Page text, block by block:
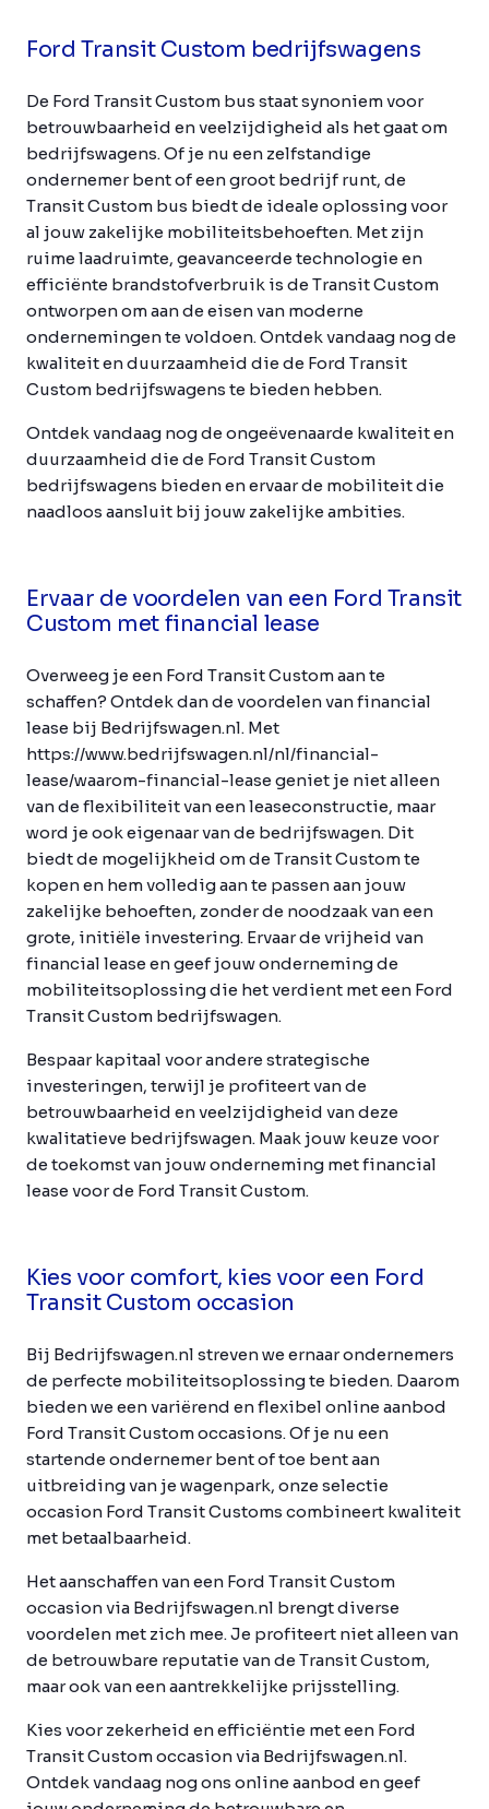
Ford Transit Custom bedrijfswagens
De Ford Transit Custom bus staat synoniem voor
betrouwbaarheid en veelzijdigheid als het gaat om
bedrijfswagens. Of je nu een zelfstandige
ondernemer bent of een groot bedrijf runt, de
Transit Custom bus biedt de ideale oplossing voor
al jouw zakelijke mobiliteitsbehoeften. Met zijn
ruime laadruimte, geavanceerde technologie en
efficiënte brandstofverbruik is de Transit Custom
ontworpen om aan de eisen van moderne
ondernemingen te voldoen. Ontdek vandaag nog de
kwaliteit en duurzaamheid die de Ford Transit
Custom bedrijfswagens te bieden hebben.
Ontdek vandaag nog de ongeëvenaarde kwaliteit en
duurzaamheid die de Ford Transit Custom
bedrijfswagens bieden en ervaar de mobiliteit die
naadloos aansluit bij jouw zakelijke ambities.
Ervaar de voordelen van een Ford Transit
Custom met financial lease
Overweeg je een Ford Transit Custom aan te
schaffen? Ontdek dan de voordelen van financial
lease bij Bedrijfswagen.nl. Met
https://www.bedrijfswagen.nl/nl/financial-
lease/waarom-financial-lease geniet je niet alleen
van de flexibiliteit van een leaseconstructie, maar
word je ook eigenaar van de bedrijfswagen. Dit
biedt de mogelijkheid om de Transit Custom te
kopen en hem volledig aan te passen aan jouw
zakelijke behoeften, zonder de noodzaak van een
grote, initiële investering. Ervaar de vrijheid van
financial lease en geef jouw onderneming de
mobiliteitsoplossing die het verdient met een Ford
Transit Custom bedrijfswagen.
Bespaar kapitaal voor andere strategische
investeringen, terwijl je profiteert van de
betrouwbaarheid en veelzijdigheid van deze
kwalitatieve bedrijfswagen. Maak jouw keuze voor
de toekomst van jouw onderneming met financial
lease voor de Ford Transit Custom.
Kies voor comfort, kies voor een Ford
Transit Custom occasion
Bij Bedrijfswagen.nl streven we ernaar ondernemers
de perfecte mobiliteitsoplossing te bieden. Daarom
bieden we een variërend en flexibel online aanbod
Ford Transit Custom occasions. Of je nu een
startende ondernemer bent of toe bent aan
uitbreiding van je wagenpark, onze selectie
occasion Ford Transit Customs combineert kwaliteit
met betaalbaarheid.
Het aanschaffen van een Ford Transit Custom
occasion via Bedrijfswagen.nl brengt diverse
voordelen met zich mee. Je profiteert niet alleen van
de betrouwbare reputatie van de Transit Custom,
maar ook van een aantrekkelijke prijsstelling.
Kies voor zekerheid en efficiëntie met een Ford
Transit Custom occasion via Bedrijfswagen.nl.
Ontdek vandaag nog ons online aanbod en geef